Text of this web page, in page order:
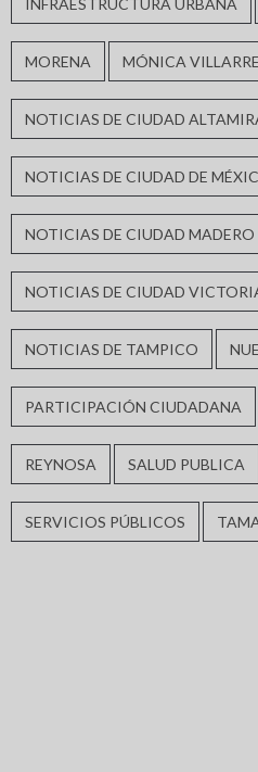
INFRAESTRUCTURA URBANA
MORENA MÓNICA
NOTICIAS DE CIUDAD
NOTICIAS DE CIUDAD DE
NOTICIAS DE CIUDAD MADERO
NOTICIAS DE CIUDAD
NOTICIAS DE TAMPICO
PARTICIPACIÓN CIUDADANA
REYNOSA SALUD PUBLICA
SERVICIOS PÚBLICOS